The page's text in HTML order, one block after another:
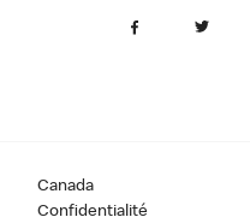
Canada
Confidentialité